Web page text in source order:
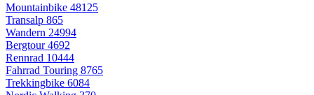
Mountainbike 48125
Transalp 865
Wandern 24994
Bergtour4692
Rennrad 10444
Fahrrad Touring 8765
Trekkingbike 6084